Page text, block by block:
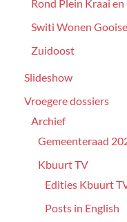
Rond Plein Kraai
Switi Wonen
Zuidoost
Slideshow
Vroegere dossiers
Archief
Gemeenteraad
Kbuurt TV
Edities Kbuurt
Posts in English